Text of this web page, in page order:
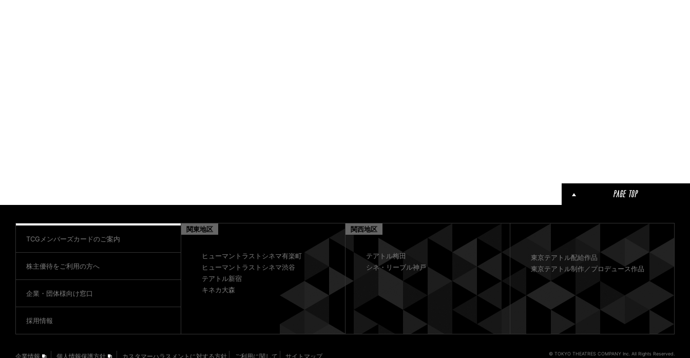
TCGメンバーズカードのご案内
株主優待をご利用の方へ
企業・団体様向け窓口
採用情報
関東地区
ヒューマントラストシネマ有楽町
ヒューマントラストシネマ渋谷
テアトル新宿
キネカ大森
関西地区
テアトル梅田
シネ・リーブル神戸
東京テアトル配給作品
東京テアトル制作／プロデュース作品
企業情報 個人情報保護方針 カスタマーハラスメントに対する方針 ご利用に関して サイトマップ © TOKYO THEATRES COMPANY Inc. All Rights Reserved.